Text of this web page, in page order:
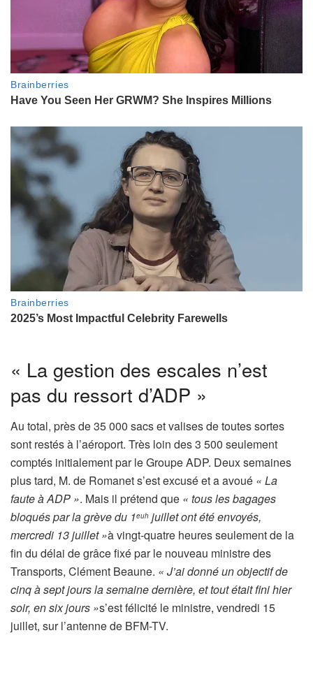
« La gestion des escales n’est
pas du ressort d’ADP »
Au total, près de 35 000 sacs et valises de toutes sortes
sont restés à l’aéroport. Très loin des 3 500 seulement
comptés initialement par le Groupe ADP. Deux semaines
plus tard, M. de Romanet s’est excusé et a avoué « La
faute à ADP ». Mais il prétend que « tous les bagages
bloqués par la grève du 1euh juillet ont été envoyés,
mercredi 13 juillet »à vingt-quatre heures seulement de la
fin du délai de grâce fixé par le nouveau ministre des
Transports, Clément Beaune. « J’ai donné un objectif de
cinq à sept jours la semaine dernière, et tout était fini hier
soir, en six jours »s’est félicité le ministre, vendredi 15
juillet, sur l’antenne de BFM-TV.